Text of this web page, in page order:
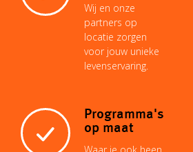
Wij en onze
partners op
locatie zorgen
voor jouw unieke
levenservaring.
Programma's
op maat
Waar je ook heen